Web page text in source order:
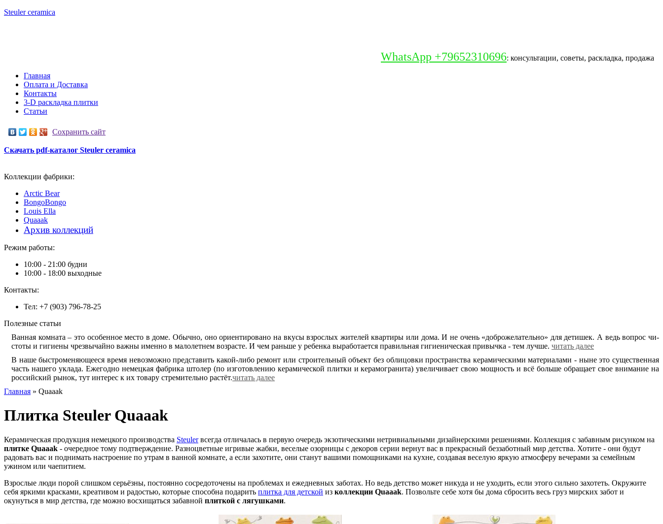
Steulerceramica
WhatsApp +79652310696: консультации, советы, раскладка, продажа
Главная
Оплата и Доставка
Контакты
3-D раскладка плитки
Статьи
Сохранить сайт
Скачать pdf-каталог Steuler ceramica
Коллекции фабрики:
Arctic Bear
BongoBongo
Louis Ella
Quaaak
Архив коллекций
Режим работы:
10:00 - 21:00 будни
10:00 - 18:00 выходные
Контакты:
Тел: +7 (903) 796-78-25
Полезные статьи
Ван­ная ком­на­та – это осо­бен­ное ме­сто в до­ме. Обыч­но, оно ори­ен­ти­ро­ва­но на вку­сы взрос­лых жи­те­лей квар­ти­ры или до­ма. И не очень «доб­ро­же­ла­тель­но» для де­ти­шек. А ведь во­прос чи­
сто­ты и ги­ги­е­ны чрез­вы­чай­но важ­ны имен­но в ма­ло­лет­нем воз­расте. И чем рань­ше у ре­бен­ка вы­ра­бо­та­ет­ся пра­виль­ная ги­ги­е­ни­че­ская при­выч­ка - тем луч­ше. читать далее
В на­ше быст­ро­ме­ня­ю­ще­е­ся вре­мя не­воз­мож­но пред­ста­вить ка­кой-ли­бо ре­монт или стро­и­тель­ный объ­ект без об­ли­цов­ки про­стран­ства ке­ра­ми­че­ски­ми ма­те­ри­а­ла­ми - ны­не это су­ще­ствен­ная
часть на­ше­го укла­да. Еже­год­но не­мец­кая фаб­ри­ка што­лер (по из­го­тов­ле­нию ке­ра­ми­че­ской плит­ки и ке­ра­мо­гра­ни­та) уве­ли­чи­ва­ет свою мощ­ность и всё боль­ше об­ра­ща­ет свое вни­ма­ние на
рос­сий­ский ры­нок, тут ин­те­рес к их то­ва­ру стре­ми­тель­но рас­тёт.читать далее
Главная » Quaaak
Плитка Steuler Quaaak
Керамическая продукция немецкого производства Steulerвсегда отличалась в первую очередь экзотическими нетривиальными дизайнерскими решениями. Коллекция с забавным рисунком на
плитке Quaaak - очередное тому подтверждение. Разноцветные игривые жабки, веселые озорницы с декоров серии вернут вас в прекрасный беззаботный мир детства. Хотите - они будут
радовать вас и поднимать настроение по утрам в ванной комнате, а если захотите, они станут вашими помощниками на кухне, создавая веселую яркую атмосферу вечерами за семейным
ужином или чаепитием.
Взрослые люди порой слишком серьёзны, постоянно сосредоточены на проблемах и ежедневных заботах. Но ведь детство может никуда и не уходить, если этого сильно захотеть. Окружите
себя яркими красками, креативом и радостью, которые способна подарить плитка для детской из коллекции Quaaak. Позвольте себе хотя бы дома сбросить весь груз мирских забот и
окунуться в мир детства, где можно восхищаться забавной плиткой с лягушками.